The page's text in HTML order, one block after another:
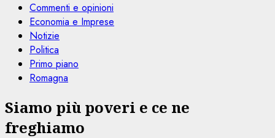
Commenti e opinioni
Economia e Imprese
Notizie
Politica
Primo piano
Romagna
Siamo più poveri e ce ne
freghiamo